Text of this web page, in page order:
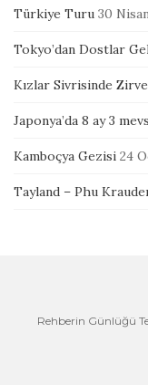
Türkiye Turu 30
Tokyo’dan Dostlar
Kızlar Sivrisinde
Japonya’da 8 ay 3
Kamboçya Gezisi 24
Tayland – Phu
Rehberin Günlüğü